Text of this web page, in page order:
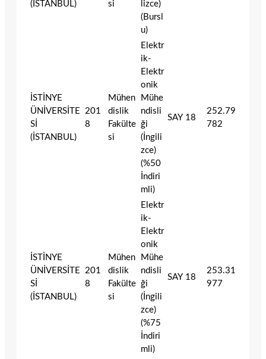
(İSTANBUL)
si
lizce)
(Bursl
u)
İSTİNYE
ÜNİVERSİTE
Sİ
(İSTANBUL)
201
8
Mühen
dislik
Fakülte
si
Elektr
ik-
Elektr
onik
Mühe
ndisli
ği
(İngili
zce)
(%50
İndiri
mli)
SAY 18
252.79
782
İSTİNYE
ÜNİVERSİTE
Sİ
(İSTANBUL)
201
8
Mühen
dislik
Fakülte
si
Elektr
ik-
Elektr
onik
Mühe
ndisli
ği
(İngili
zce)
(%75
İndiri
mli)
SAY 18
253.31
977